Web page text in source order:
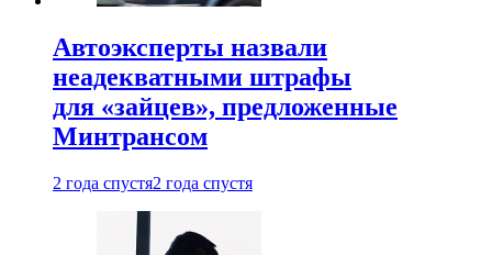
Автоэксперты назвали
неадекватными штрафы
для «зайцев», предложенные
Минтрансом
2 года спустя2 года спустя